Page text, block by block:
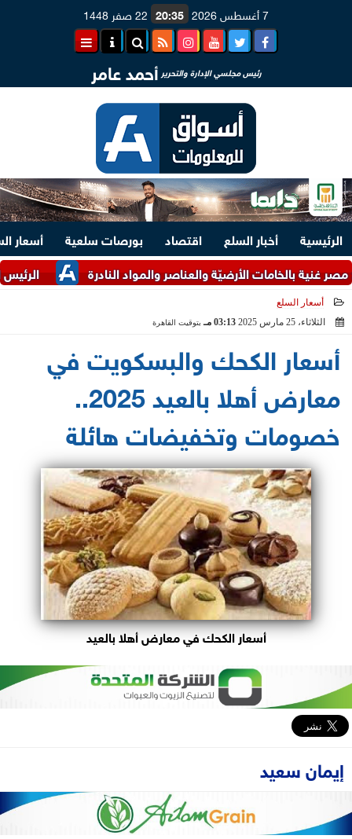
7 أغسطس 2026 20:35 22 صفر 1448
رئيس مجلسي الإدارة والتحرير أحمد عامر
الرئيسية أخبار السلع اقتصاد بورصات سلعية
أسعار
الرئيس السيسي
الأرضيّة والعناصر والمواد النادرة
أسعار السلع
الثلاثاء، 25 مارس 2025
03:13 مـ بتوقيت القاهرة
أسعار الكحك والبسكويت في
معارض أهلا بالعيد 2025..
خصومات وتخفيضات هائلة
أسعار الكحك في معارض أهلا بالعيد
إيمان سعيد